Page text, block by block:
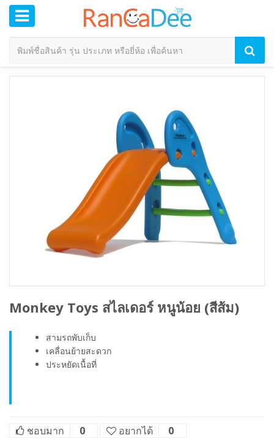
Monkey Toys สไลเดอร์ หนูน้อย (สีส้ม)
สามรถพับเก็บ
เคลื่อนย้ายสะดวก
ประหยัดเนื้อที่
ชอบมาก 0 อยากได้ 0